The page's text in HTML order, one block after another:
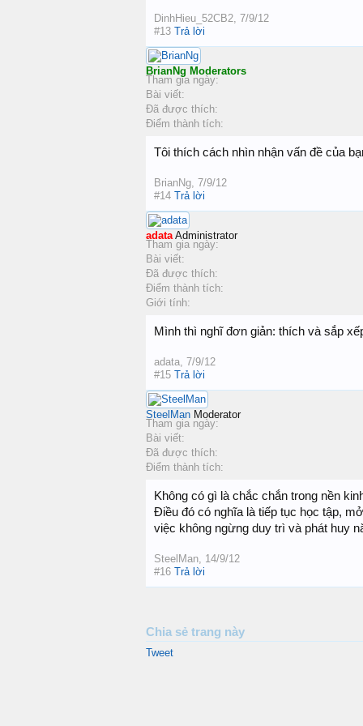
DinhHieu_52CB2, 7/9/12
#13 Trả lời
BrianNg Moderators
Tham gia ngày:
Bài viết:
Đã được thích:
Điểm thành tích:
Tôi thích cách nhìn nhận vấn đề của
BrianNg, 7/9/12
#14 Trả lời
adata Administrator
Tham gia ngày:
Bài viết:
Đã được thích:
Điểm thành tích:
Giới tính:
Mình thì nghĩ đơn giản: thích và sắp
adata, 7/9/12
#15 Trả lời
SteelMan Moderator
Tham gia ngày:
Bài viết:
Đã được thích:
Điểm thành tích:
Không có gì là chắc chắn trong nền
Điều đó có nghĩa là tiếp tục học tập,
việc không ngừng duy trì và phát huy
SteelMan, 14/9/12
#16 Trả lời
Chia sẻ trang này
Tweet